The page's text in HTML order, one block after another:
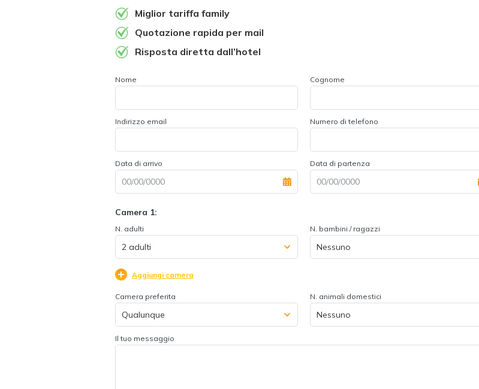
Miglior tariffa family
Quotazione rapida per mail
Risposta diretta dall’hotel
Nome Cognome
Indirizzo email Numero di telefono
Data di arrivo Data di partenza
Camera 1:
N. adulti N. bambini / ragazzi
Aggiungi camera
Camera preferita N. animali domestici
Il tuo messaggio